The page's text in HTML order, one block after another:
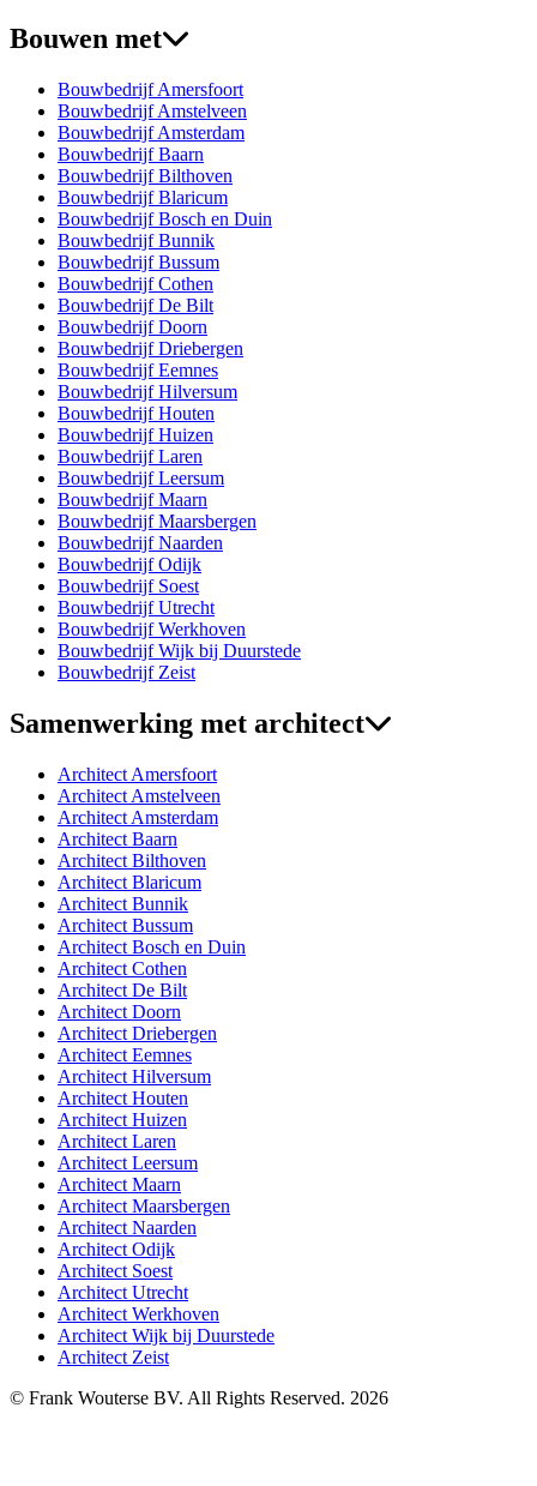
Bouwen met
Bouwbedrijf Amersfoort
Bouwbedrijf Amstelveen
Bouwbedrijf Amsterdam
Bouwbedrijf Baarn
Bouwbedrijf Bilthoven
Bouwbedrijf Blaricum
Bouwbedrijf Bosch en Duin
Bouwbedrijf Bunnik
Bouwbedrijf Bussum
Bouwbedrijf Cothen
Bouwbedrijf De Bilt
Bouwbedrijf Doorn
Bouwbedrijf Driebergen
Bouwbedrijf Eemnes
Bouwbedrijf Hilversum
Bouwbedrijf Houten
Bouwbedrijf Huizen
Bouwbedrijf Laren
Bouwbedrijf Leersum
Bouwbedrijf Maarn
Bouwbedrijf Maarsbergen
Bouwbedrijf Naarden
Bouwbedrijf Odijk
Bouwbedrijf Soest
Bouwbedrijf Utrecht
Bouwbedrijf Werkhoven
Bouwbedrijf Wijk bij Duurstede
Bouwbedrijf Zeist
Samenwerking met architect
Architect Amersfoort
Architect Amstelveen
Architect Amsterdam
Architect Baarn
Architect Bilthoven
Architect Blaricum
Architect Bunnik
Architect Bussum
Architect Bosch en Duin
Architect Cothen
Architect De Bilt
Architect Doorn
Architect Driebergen
Architect Eemnes
Architect Hilversum
Architect Houten
Architect Huizen
Architect Laren
Architect Leersum
Architect Maarn
Architect Maarsbergen
Architect Naarden
Architect Odijk
Architect Soest
Architect Utrecht
Architect Werkhoven
Architect Wijk bij Duurstede
Architect Zeist
© Frank Wouterse BV. All Rights Reserved. 2026